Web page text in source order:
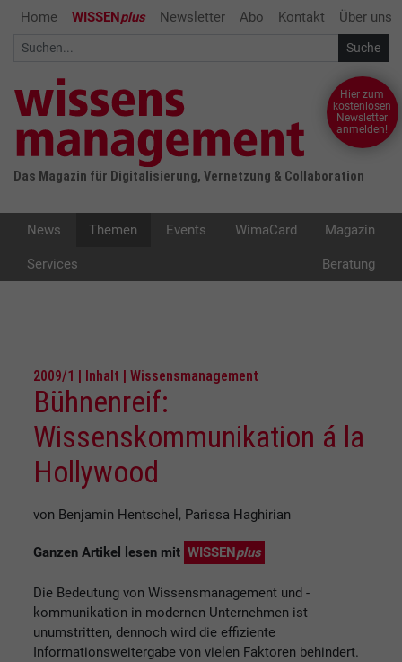
Home WISSENplus Newsletter Abo Kontakt Über uns
Das Magazin für Digitalisierung, Vernetzung & Collaboration
Hier zum
kostenlosen
Newsletter
anmelden!
News Themen Events WimaCard Magazin
Services Beratung
2009/1 | Inhalt | Wissensmanagement
Bühnenreif:
Wissenskommunikation á la
Hollywood
von Benjamin Hentschel, Parissa Haghirian
Ganzen Artikel lesen mit WISSENplus
Die Bedeutung von Wissensmanagement und -
kommunikation in modernen Unternehmen ist
unumstritten, dennoch wird die effiziente
Informationsweitergabe von vielen Faktoren behindert.